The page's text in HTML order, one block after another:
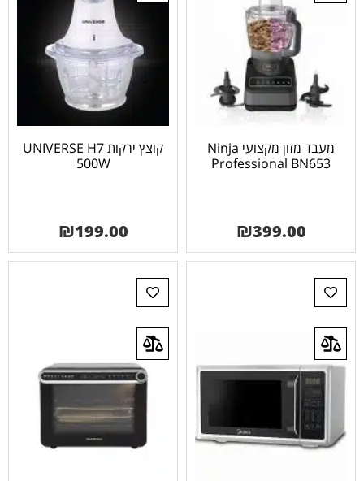
מעבד מזון מקצועי Ninja
Professional BN653
₪399.00
קוצץ ירקות UNIVERSE H7
500W
₪199.00